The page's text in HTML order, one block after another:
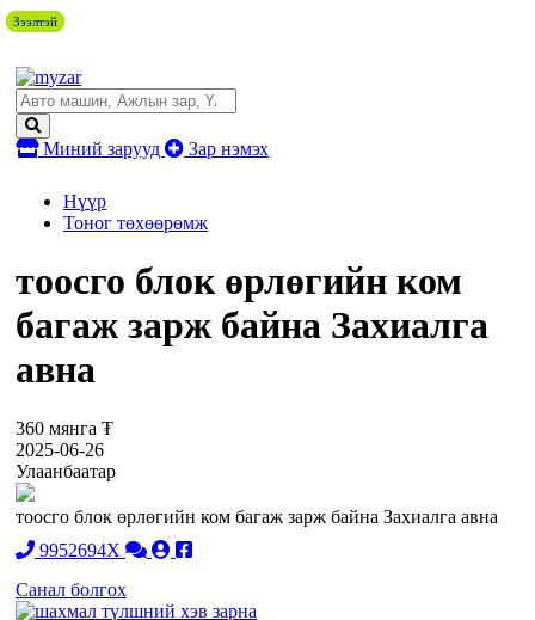
Миний зарууд Зар нэмэх
Нүүр
Тоног төхөөрөмж
тоосго блок өрлөгийн ком
багаж зарж байна Захиалга
авна
360 мянга ₮
2025-06-26
Улаанбаатар
тоосго блок өрлөгийн ком багаж зарж байна Захиалга авна
9952694X
Санал болгох
Зээлтэй
Зээлтэй
Зээлтэй
Зээлтэй
Зээлтэй
Зээлтэй
Зээлтэй
Зээлтэй
Зээлтэй